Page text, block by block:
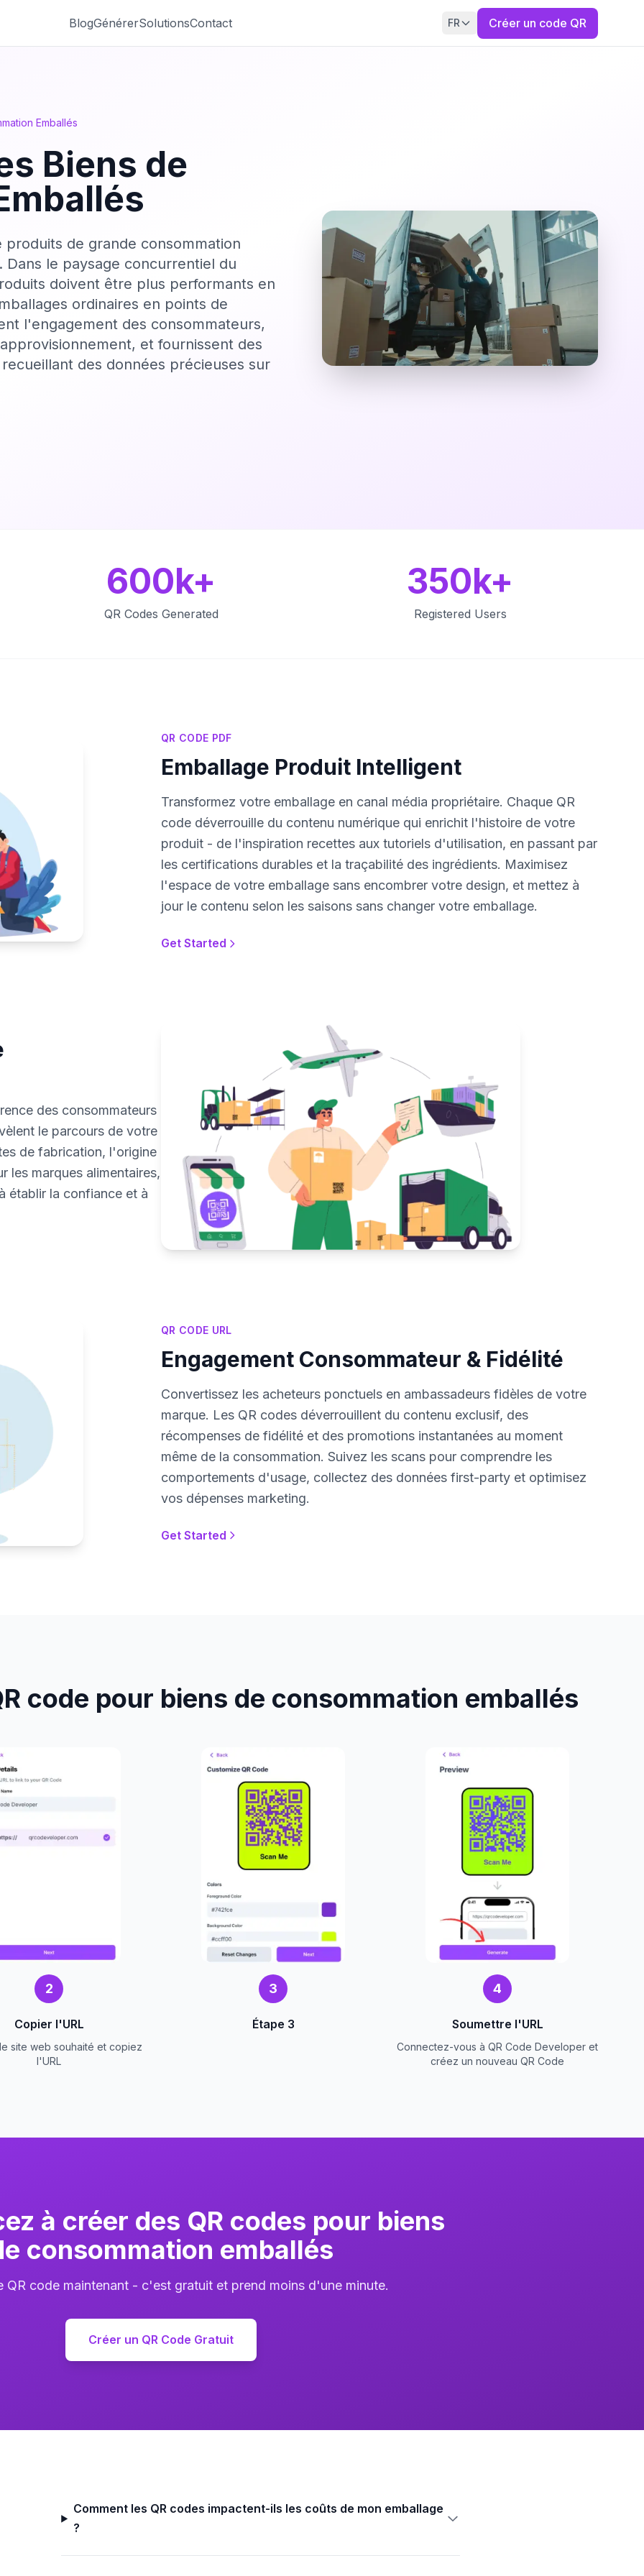
BlogGénérerSolutionsContact FR Créer un code QR
Emballés
Biens de
de grande consommation
Dans le paysage concurrentiel du
doivent être plus performants en
ordinaires en points de
l'engagement des consommateurs,
et fournissent des
des données précieuses sur
600k+
QR Codes Generated
350k+
Registered Users
QR CODE PDF
Emballage Produit Intelligent
Transformez votre emballage en canal média propriétaire. Chaque QR
code déverrouille du contenu numérique qui enrichit l'histoire de votre
produit - de l'inspiration recettes aux tutoriels d'utilisation, en passant par
les certifications durables et la traçabilité des ingrédients. Maximisez
l'espace de votre emballage sans encombrer votre design, et mettez à
jour le contenu selon les saisons sans changer votre emballage.
Get Started
des consommateurs
le parcours de votre
de fabrication, l'origine
les marques alimentaires,
établir la confiance et à
QR CODE URL
Engagement Consommateur & Fidélité
Convertissez les acheteurs ponctuels en ambassadeurs fidèles de votre
marque. Les QR codes déverrouillent du contenu exclusif, des
récompenses de fidélité et des promotions instantanées au moment
même de la consommation. Suivez les scans pour comprendre les
comportements d'usage, collectez des données first-party et optimisez
vos dépenses marketing.
Get Started
code pour biens de consommation emballés
2
Copier l'URL
site web souhaité et copiez
l'URL
3
Étape 3
4
Soumettre l'URL
Connectez-vous à QR Code Developer et
créez un nouveau QR Code
à créer des QR codes pour biens
consommation emballés
QR code maintenant - c'est gratuit et prend moins d'une minute.
Créer un QR Code Gratuit
Comment les QR codes impactent-ils les coûts de mon emballage
?